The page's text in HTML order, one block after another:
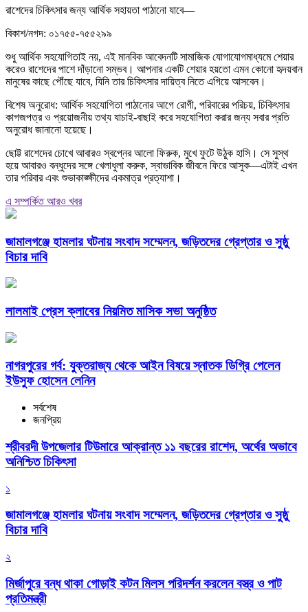
রাশেদের চিকিৎসার জন্য আর্থিক সহায়তা পাঠানো যাবে—
বিকাশ/নগদ: ০১৭৫৫-৭৫৫২৯৯
শুধু আর্থিক সহযোগিতাই নয়, এই মানবিক আবেদনটি সামাজিক যোগাযোগমাধ্যমে শেয়ার
করেও রাশেদের পাশে দাঁড়ানো সম্ভব। আপনার একটি শেয়ার হয়তো এমন কোনো হৃদয়বান
মানুষের কাছে পৌঁছে যাবে, যিনি তার চিকিৎসার দায়িত্ব নিতে এগিয়ে আসবেন।
বিশেষ অনুরোধ: আর্থিক সহযোগিতা পাঠানোর আগে রোগী, পরিবারের পরিচয়, চিকিৎসার
কাগজপত্র ও প্রয়োজনীয় তথ্য যাচাই-বাছাই করে সহযোগিতা করার জন্য সবার প্রতি
অনুরোধ জানানো হয়েছে।
ছোট্ট রাশেদের চোখে আবারও স্বপ্নের আলো ফিরুক, মুখে ফুটে উঠুক হাসি। সে সুস্থ
হয়ে আবারও বন্ধুদের সঙ্গে খেলাধুলা করুক, স্বাভাবিক জীবনে ফিরে আসুক—এটাই এখন
তার পরিবার এবং শুভাকাঙ্ক্ষীদের একমাত্র প্রত্যাশা।
এ সম্পর্কিত আরও খবর
জামালগঞ্জে হামলার ঘটনায় সংবাদ সম্মেলন, জড়িতদের গ্রেপ্তার ও সুষ্ঠু
বিচার দাবি
লালমাই প্রেস ক্লাবের নিয়মিত মাসিক সভা অনুষ্ঠিত
নাগরপুরের গর্ব: যুক্তরাজ্য থেকে আইন বিষয়ে স্নাতক ডিগ্রি পেলেন
ইউসুফ হোসেন লেনিন
সর্বশেষ
জনপ্রিয়
শ্রীবরদী উপজেলার টিউমারে আক্রান্ত ১১ বছরের রাশেদ, অর্থের অভাবে
অনিশ্চিত চিকিৎসা
১
জামালগঞ্জে হামলার ঘটনায় সংবাদ সম্মেলন, জড়িতদের গ্রেপ্তার ও সুষ্ঠু
বিচার দাবি
২
মির্জাপুরে বন্ধ থাকা গোড়াই কটন মিলস পরিদর্শন করলেন বস্ত্র ও পাট
প্রতিমন্ত্রী